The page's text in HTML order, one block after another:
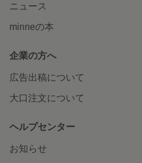
ニュース
minneの本
企業の方へ
広告出稿について
大口注文について
ヘルプセンター
お知らせ